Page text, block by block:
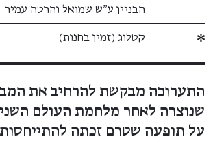
הבניין ע״ש שמואל והרטה עמיר
קטלוג (זמין בחנות)
התערוכה מבקשת להרחיב את
שנוצרה לאחר מלחמת העולם
על תופעה שטרם זכתה